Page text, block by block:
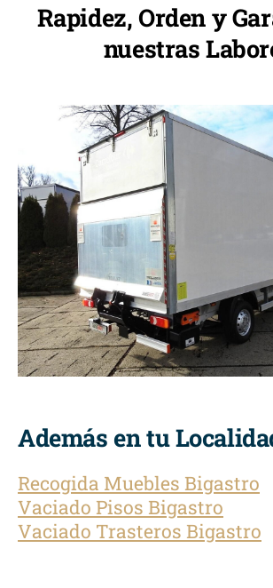
Rapidez, Orden y
nuestras
Además en tu
Recogida Muebles Bigastro
Vaciado Pisos Bigastro
Vaciado Trasteros Bigastro